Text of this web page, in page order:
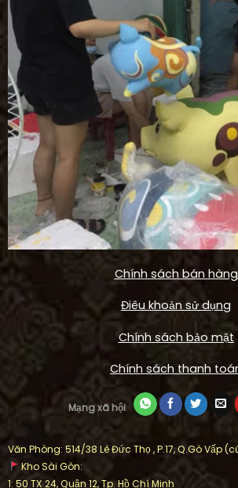
Chính sách bán hàng
Điêu khoản sử dụng
Chính sách bảo mật
Chính sách thanh
Mạng xã hội
Văn Phòng: 514/38 Lê Đức Thọ , P.17, Q.Gò Vấp
Kho Sài Gòn:
1: 50 TX 24, Quận 12, Tp. Hồ Chí Minh